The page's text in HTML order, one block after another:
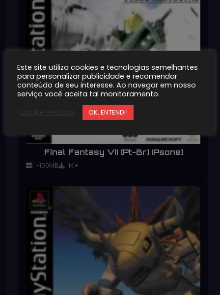
Final Fantasy VII [Pt-Br] [Psone]
~100MB 1K+
Este site utiliza cookies e tecnologias semelhantes
para personalizar publicidade e recomendar
conteúdo de seu interesse. Ao navegar em nosso
serviço você aceita tal monitoramento.
OK, ENTENDI!